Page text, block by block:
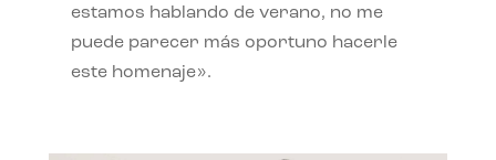
estamos hablando de verano, no me
puede parecer más oportuno hacerle
este homenaje».